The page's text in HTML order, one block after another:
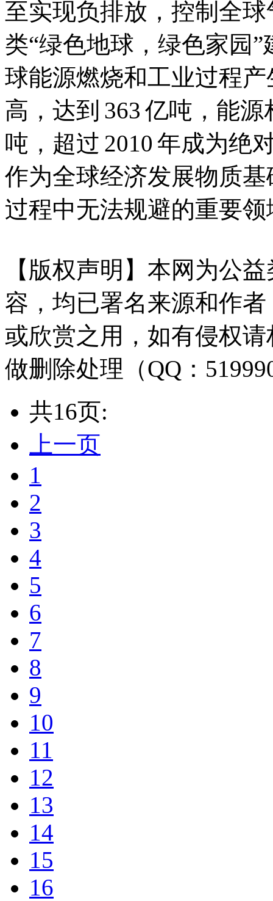
至实现负排放，控制全
类“绿色地球，绿色家园
球能源燃烧和工业过程
高，达到 363 亿吨，能源
吨，超过 2010 年成为绝
作为全球经济发展物质
过程中无法规避的重要领
【版权声明】本网为公
容，均已署名来源和作
或欣赏之用，如有侵权
做删除处理（QQ：
共16页:
上一页
1
2
3
4
5
6
7
8
9
10
11
12
13
14
15
16